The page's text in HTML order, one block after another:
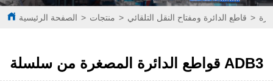
الصفحة الرئيسية > منتجات > قاطع الدائرة ومفتاح النقل التلقائي >
قواطع الدائرة المصغرة من سلسلة ADB3